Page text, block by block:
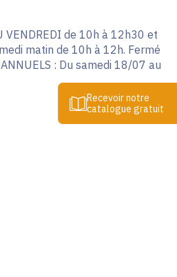
Recevoir notre
catalogue gratuit
VENDREDI de 10h à 12h30 et
matin de 10h à 12h. Fermé
: Du samedi 18/07 au